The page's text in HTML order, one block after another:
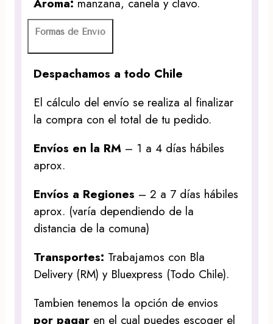
Aroma: manzana, canela y clavo.
Formas de Envío
Despachamos a todo Chile
El cálculo del envío se realiza al finalizar
la compra con el total de tu pedido.
Envíos en la RM – 1 a 4 días hábiles
aprox.
Envíos a Regiones – 2 a 7 días hábiles
aprox. (varía dependiendo de la
distancia de la comuna)
Transportes: Trabajamos con Bla
Delivery (RM) y Bluexpress (Todo Chile).
Tambien tenemos la opción de envios
por pagar en el cual puedes escoger el